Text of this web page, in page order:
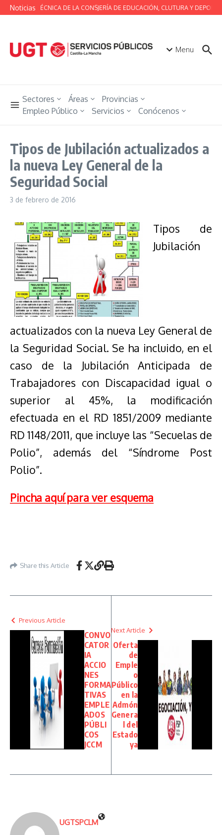
Saltar al contenido
Noticias
MESA TÉCNICA DE LA CONSJERÍA DE EDUCACIÓN, CLUTURA Y
Menu
Sectores Áreas
Provincias
Empleo Público
Servicios Conócenos
Tipos de Jubilación actualizados a
la nueva Ley General de la
Seguridad Social
3 de febrero de 2016
Tipos de
Jubilación
actualizados con la nueva Ley General de
la Seguridad Social. Se ha incluido, en el
caso de la Jubilación Anticipada de
Trabajadores con Discapacidad igual o
superior al 45%, la modificación
efectuada en el RD 1851/2009 mediante
RD 1148/2011, que incluye las “Secuelas de
Polio”, además del “Síndrome Post
Polio”.
Pincha aquí para ver esquema
Share this Article
Previous Article
CONVO
CATOR
IA
ACCIO
NES
FORMA
TIVAS
EMPLE
ADOS
PÚBLI
COS
JCCM
Next Article
Oferta
de
Emple
o
Público
en la
Admón
Genera
l del
Estado
ya
UGTSPCLM